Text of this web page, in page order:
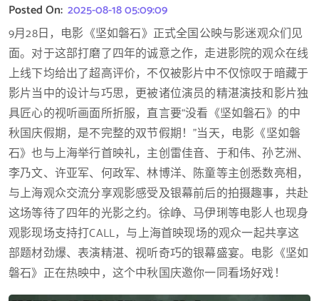
Posted On: 2025-08-18 05:09:09
9月28日，电影《坚如磐石》正式全国公映与影迷观众们见
面。对于这部打磨了四年的诚意之作，走进影院的观众在线
上线下均给出了超高评价，不仅被影片中不仅惊叹于暗藏于
影片当中的设计与巧思，更被诸位演员的精湛演技和影片独
具匠心的视听画面所折服，直言要“没看《坚如磐石》的中
秋国庆假期，是不完整的双节假期！”当天，电影《坚如磐
石》也与上海举行首映礼，主创雷佳音、于和伟、孙艺洲、
李乃文、许亚军、何政军、林博洋、陈童等主创悉数亮相，
与上海观众交流分享观影感受及银幕前后的拍摄趣事，共赴
这场等待了四年的光影之约。徐峥、马伊琍等电影人也现身
观影现场支持打CALL，与上海首映现场的观众一起共享这
部题材劲爆、表演精湛、视听奇巧的银幕盛宴。电影《坚如
磐石》正在热映中，这个中秋国庆邀你一同看场好戏！